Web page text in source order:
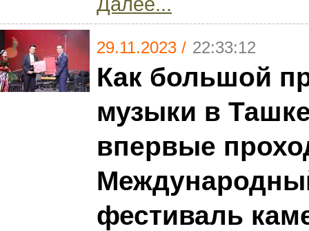
29.11.2023 / 22:33:12
Как большой
музыки в
впервые
фестиваль